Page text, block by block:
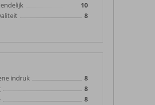
10
8
indruk
8
8
8